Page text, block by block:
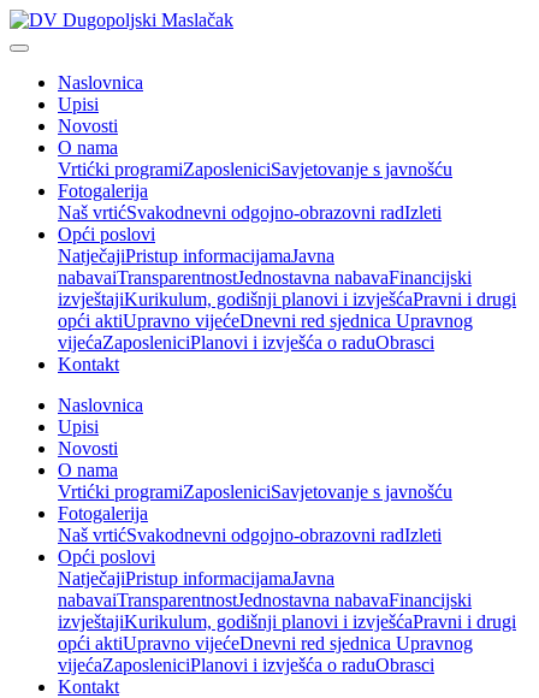
Naslovnica
Upisi
Novosti
O nama
Vrtićki programiZaposleniciSavjetovanje s javnošću
Fotogalerija
Naš vrtićSvakodnevni odgojno-obrazovni radIzleti
Opći poslovi
NatječajiPristup informacijamaJavna
nabavaiTransparentnostJednostavna nabavaFinancijski
izvještajiKurikulum, godišnji planovi i izvješćaPravni i drugi
opći aktiUpravno vijećeDnevni red sjednica Upravnog
vijećaZaposleniciPlanovi i izvješća o raduObrasci
Kontakt
Naslovnica
Upisi
Novosti
O nama
Vrtićki programiZaposleniciSavjetovanje s javnošću
Fotogalerija
Naš vrtićSvakodnevni odgojno-obrazovni radIzleti
Opći poslovi
NatječajiPristup informacijamaJavna
nabavaiTransparentnostJednostavna nabavaFinancijski
izvještajiKurikulum, godišnji planovi i izvješćaPravni i drugi
opći aktiUpravno vijećeDnevni red sjednica Upravnog
vijećaZaposleniciPlanovi i izvješća o raduObrasci
Kontakt